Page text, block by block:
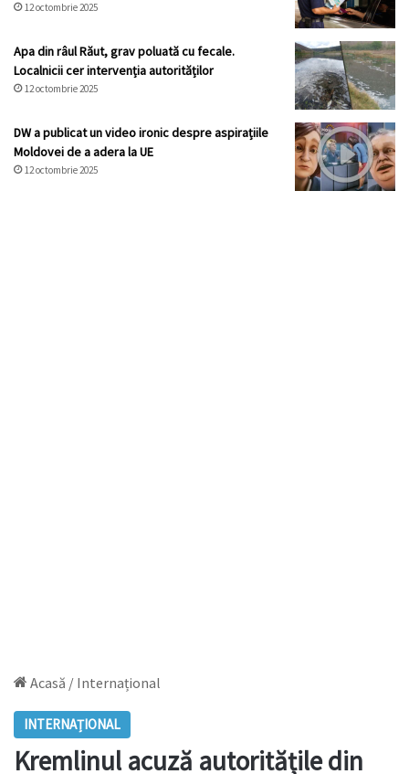
12 octombrie 2025
Apa din râul Răut, grav poluată cu fecale.
Localnicii cer intervenția autorităților
12 octombrie 2025
DW a publicat un video ironic despre aspirațiile
Moldovei de a adera la UE
12 octombrie 2025